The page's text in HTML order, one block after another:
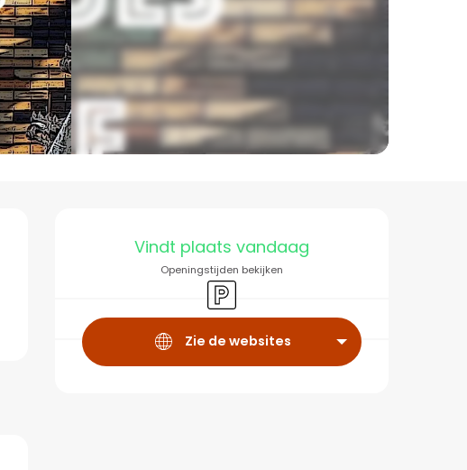
Openingstijden en
Vindt plaats vandaag
Openingstijden bekijken
Parkeerplaats
Zie de websites